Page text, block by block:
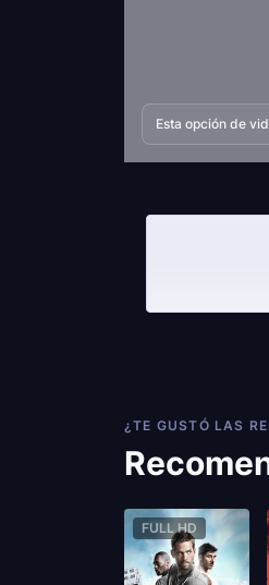
Esta opción de
¿TE GUSTÓ LAS
FULL HD